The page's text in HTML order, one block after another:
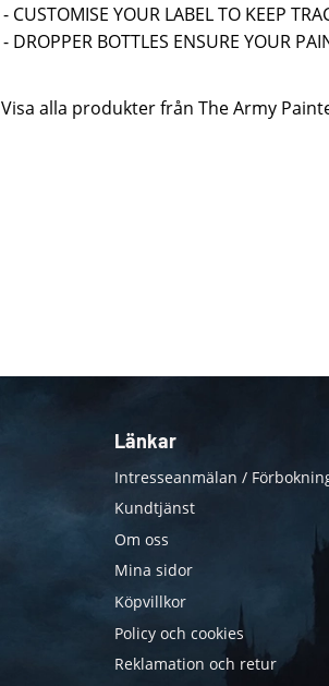
- CUSTOMISE YOUR LABEL TO KEEP
- DROPPER BOTTLES ENSURE YOUR
Visa alla produkter från The Army
Länkar
Intresseanmälan /
Kundtjänst
Om oss
Mina sidor
Köpvillkor
Policy och cookies
Reklamation och retur